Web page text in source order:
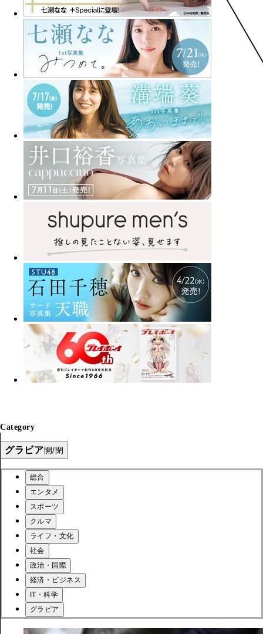
Category
グラビア開/閉
総合
エンタメ
スポーツ
クルマ
ライフ・文化
社会
政治・国際
経済・ビジネス
IT・科学
グラビア